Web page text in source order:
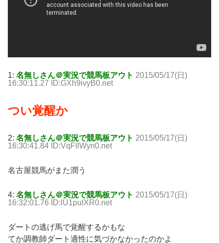
1: 名無しさん＠実況で競馬板アウト 2015/05/17(日)
16:30:11.27 ID:GXh9ivyB0.net
つい覚醒か
2: 名無しさん＠実況で競馬板アウト 2015/05/17(日)
16:30:41.84 ID:VqFllWyn0.net
名古屋競馬がまた潤う
4: 名無しさん＠実況で競馬板アウト 2015/05/17(日)
16:32:01.76 ID:lU1pulXR0.net
ダートの逃げ馬で覚醒するかもな
てか調教師ダート適性に気づかなかったのかよ